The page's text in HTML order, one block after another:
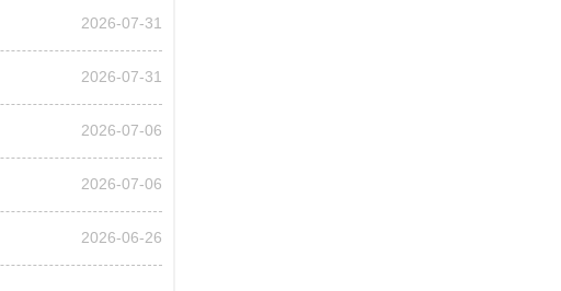
2026-07-31
2026-07-31
2026-07-06
2026-07-06
2026-06-26